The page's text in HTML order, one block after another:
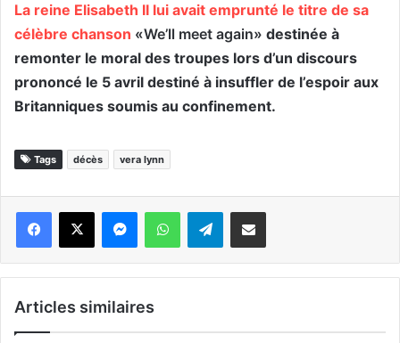
La reine Elisabeth II lui avait emprunté le titre de sa
célèbre chanson «We’ll meet again» destinée à
remonter le moral des troupes lors d’un discours
prononcé le 5 avril destiné à insuffler de l’espoir aux
Britanniques soumis au confinement.
Tags décès vera lynn
WhatsApp Telegram
Articles similaires